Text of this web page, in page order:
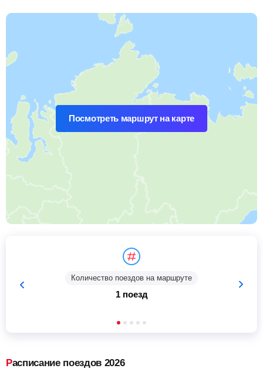
Посмотреть маршрут на карте
Количество поездов на маршруте
1 поезд
Расписание поездов 2026